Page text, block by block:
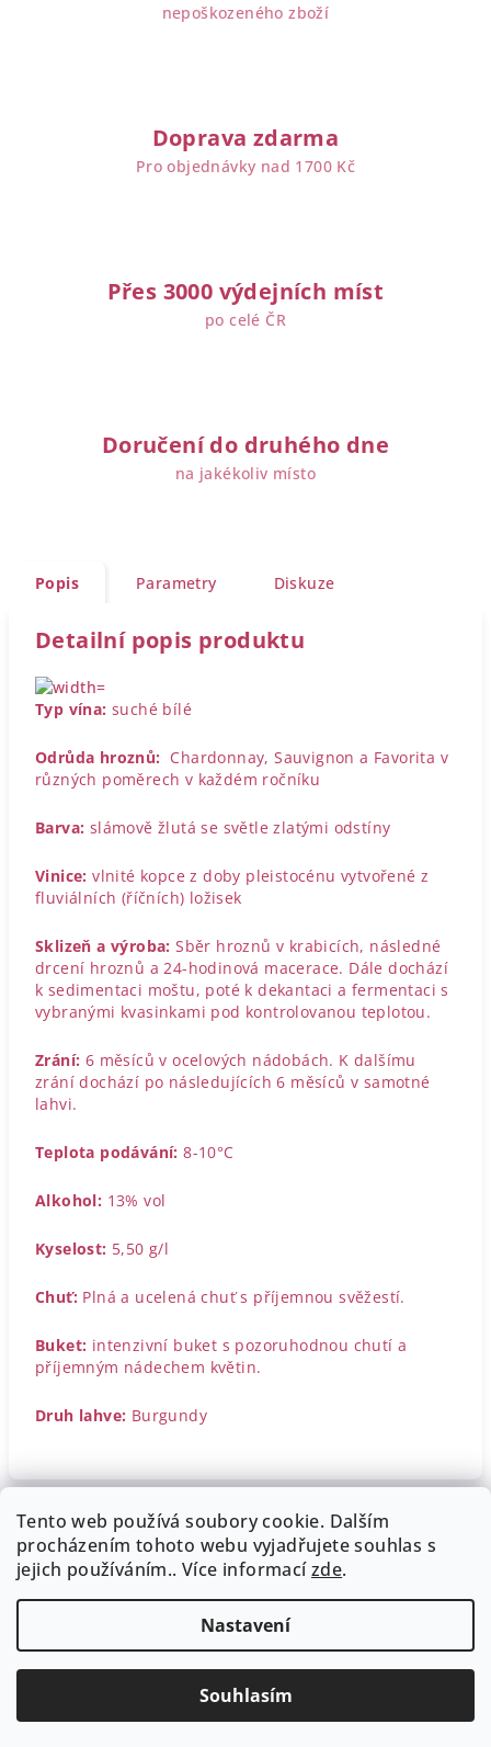
Tento web používá soubory cookie. Dalším
procházením tohoto webu vyjadřujete souhlas s
jejich používáním.. Více informacízde.
Nastavení
Souhlasím
nepoškozeného zboží
Doprava zdarma
Pro objednávky nad 1700 Kč
Přes 3000 výdejních míst
po celé ČR
Doručení do druhého dne
na jakékoliv místo
Popis Parametry Diskuze
Detailní popis produktu
Typ vína: suché bílé
Odrůda hroznů: Chardonnay, Sauvignon a Favorita v
různých poměrech v každém ročníku
Barva: slámově žlutá se světle zlatými odstíny
Vinice: vlnité kopce z doby pleistocénu vytvořené z
fluviálních (říčních) ložisek
Sklizeň a výroba: Sběr hroznů v krabicích, následné
drcení hroznů a 24-hodinová macerace. Dále dochází
k sedimentaci moštu, poté k dekantaci a fermentaci s
vybranými kvasinkami pod kontrolovanou teplotou.
Zrání: 6 měsíců v ocelových nádobách. K dalšímu
zrání dochází po následujících 6 měsíců v samotné
lahvi.
Teplota podávání: 8-10°C
Alkohol: 13% vol
Kyselost: 5,50 g/l
Chuť: Plná a ucelená chuť s příjemnou svěžestí.
Buket: intenzivní buket s pozoruhodnou chutí a
příjemným nádechem květin.
Druh lahve: Burgundy
p
Obchodní podmínky
Dodací a platební podmínky
Podmínky zpracování osobních údajů
Reklamační řád
Kontakt
Copyright 2026WWWINE. Všechna práva vyhrazena.
Upravit nastavení cookies
Vytvořil Shoptet